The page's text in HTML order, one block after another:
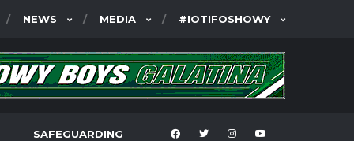
NEWS MEDIA #IOTIFOSHOWY
SAFEGUARDING